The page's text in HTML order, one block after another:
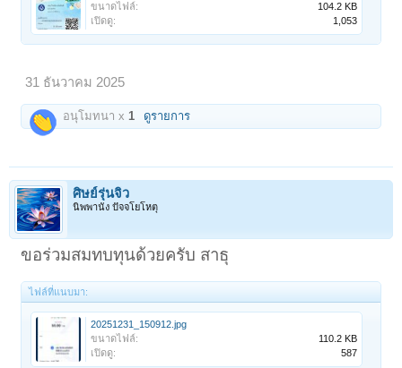
ขนาดไฟล์:
104.2 KB
เปิดดู:
1,053
31 ธันวาคม 2025
อนุโมทนา x1 ดูรายการ
ศิษย์รุ่นจิ๋ว
นิพพานัง ปัจจโยโหตุ
ขอร่วมสมทบทุนด้วยครับ สาธุ
ไฟล์ที่แนบมา:
20251231_150912.jpg
ขนาดไฟล์:
110.2 KB
เปิดดู:
587